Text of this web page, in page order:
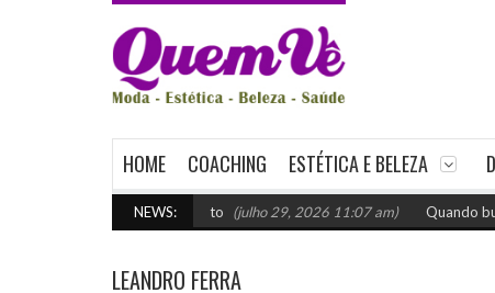
HOME COACHING ESTÉTICA E BELEZA
NEWS:
como escolher o certo (julho 29, 2026 11:07 am) Quando buscar
LEANDRO FERRA